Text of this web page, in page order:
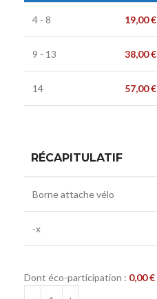
4 - 8 19,00€
9 - 13 38,00€
14 57,00€
RÉCAPITULATIF
Borne attache vélo
-x
Dont éco-participation : 0,00€